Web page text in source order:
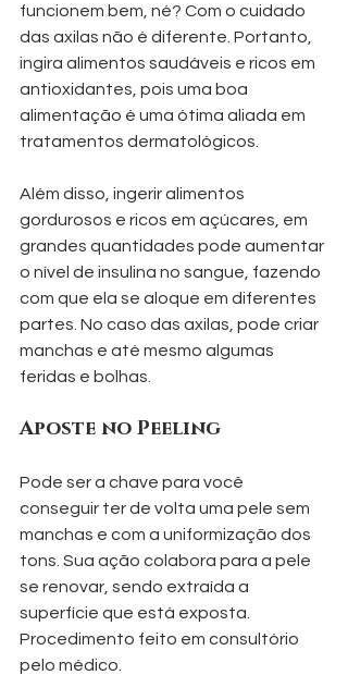
funcionem bem, né? Com o cuidado
das axilas não é diferente. Portanto,
ingira alimentos saudáveis e ricos em
antioxidantes, pois uma boa
alimentação é uma ótima aliada em
tratamentos dermatológicos.
Além disso, ingerir alimentos
gordurosos e ricos em açúcares, em
grandes quantidades pode aumentar
o nível de insulina no sangue, fazendo
com que ela se aloque em diferentes
partes. No caso das axilas, pode criar
manchas e até mesmo algumas
feridas e bolhas.
Aposte no Peeling
Pode ser a chave para você
conseguir ter de volta uma pele sem
manchas e com a uniformização dos
tons. Sua ação colabora para a pele
se renovar, sendo extraída a
superfície que está exposta.
Procedimento feito em consultório
pelo médico.